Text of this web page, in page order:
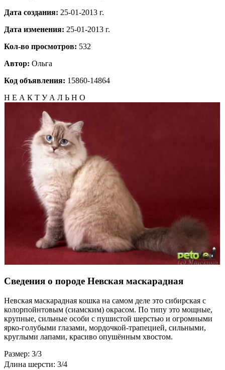
Дата создания: 25-01-2013 г.
Дата изменения: 25-01-2013 г.
Кол-во просмотров: 532
Автор: Ольга
Код объявления: 15860-14864
Н Е А К Т У А Л Ь Н О
Сведения о породе Невская маскарадная
Невская маскарадная кошка на самом деле это сибирская с
колорпойнтовым (сиамским) окрасом. По типу это мощные,
крупные, сильные особи с пушистой шерстью и огромными
ярко-голубыми глазами, мордочкой-трапецией, сильными,
круглыми лапами, красиво опушённым хвостом.
Размер: 3/3
Длина шерсти: 3/4